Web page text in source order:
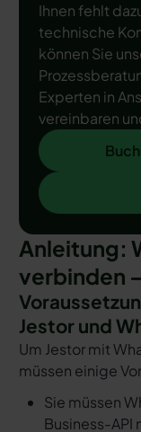
Ihnen fehlt
technische
können Sie
Experten in
vereinbaren
Preise ansehen
Anleitung:
verbinden
Jestor und
Um Jestor mit
müssen einige
Sie müssen
Business-API